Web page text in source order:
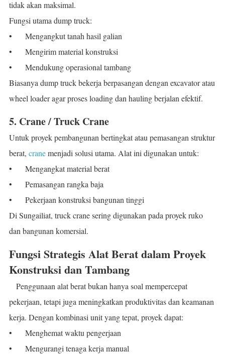
tidak akan maksimal.
Fungsi utama dump truck:
•
Mengangkut tanah hasil galian
•
Mengirim material konstruksi
•
Mendukung operasional tambang
Biasanya dump truck bekerja berpasangan dengan excavator atau
wheel loader agar proses loading dan hauling berjalan efektif.
5. Crane / Truck Crane
Untuk proyek pembangunan bertingkat atau pemasangan struktur
berat, cranemenjadi solusi utama. Alat ini digunakan untuk:
•
Mengangkat material berat
•
Pemasangan rangka baja
•
Pekerjaan konstruksi bangunan tinggi
Di Sungailiat, truck crane sering digunakan pada proyek ruko
dan bangunan komersial.
Fungsi Strategis Alat Berat dalam Proyek
Konstruksi dan Tambang
Penggunaan alat berat bukan hanya soal mempercepat
pekerjaan, tetapi juga meningkatkan produktivitas dan keamanan
kerja. Dengan kombinasi unit yang tepat, proyek dapat:
•
Menghemat waktu pengerjaan
•
Mengurangi tenaga kerja manual